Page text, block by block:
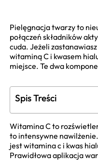
Pielęgnacja twarzy to
połączeń składników
cuda. Jeżeli
witaminą C i kwasem
miejsce. Te dwa
Spis Treści
Witamina C to
to intensywne
jest witamina c i kwas
Prawidłowa aplikacja